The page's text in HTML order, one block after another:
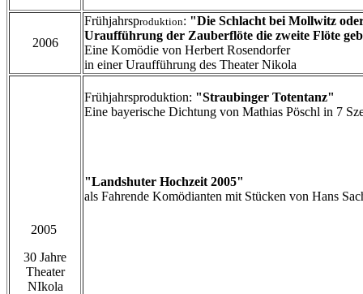
2006
Frühjahrsproduktion: "Die Schlacht bei Mollwitz
Uraufführung der Zauberflöte die zweite Flöte
Eine Komödie von Herbert Rosendorfer
in einer Uraufführung des Theater Nikola
2005
30 Jahre
Theater
NIkola
Frühjahrsproduktion: "Straubinger Totentanz"
Eine bayerische Dichtung von Mathias Pöschl in 7
"Landshuter Hochzeit 2005"
als Fahrende Komödianten mit Stücken von Hans